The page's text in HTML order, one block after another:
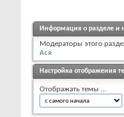
Информация о разделе и
Модераторы этого
Ася
Настройка отображения
Отображать темы ...